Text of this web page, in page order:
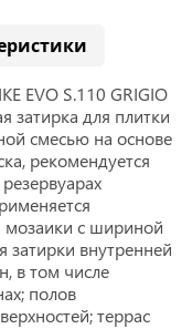
EVO S.110 GRIGIO
затирка для плитки
смесью на основе
рекомендуется
мозаики с шириной
затирки внутренней
в том числе
полов
террас